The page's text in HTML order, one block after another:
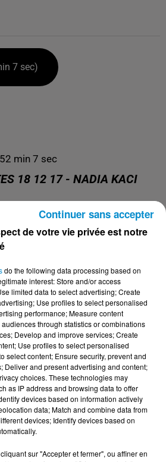
7 sec)
min 7 sec
18 12 17 - NADIA KACI
17 - Nadia Kaci
2026
Zinformés - 24/07/26
de votre vie privée est notre
do the following data processing based on
interest: Store and/or access
limited data to select advertising; Create
Use profiles to select personalised
performance; Measure content
through statistics or combinations
Develop and improve services; Create
Use profiles to select personalised
select content; Ensure security, prevent and
Deliver and present advertising and content;
choices. These technologies may
as IP address and browsing data to offer
devices based on information actively
data; Match and combine data from
devices; Identify devices based on
sur "Accepter et fermer", ou affiner en
Continuer sans accepter